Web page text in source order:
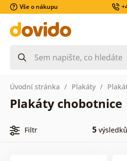
Vše o nákupu
Úvodní stránka Plakáty
Plakáty chobotnice
Filtr 5 výsledků